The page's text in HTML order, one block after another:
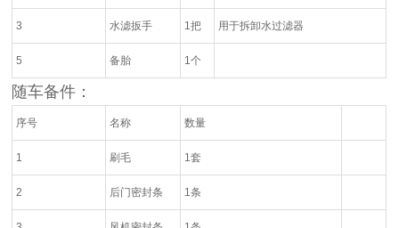
3 水滤扳手 1把 用于拆卸水过滤器
5 备胎 1个
随车备件：
序号 名称 数量
1 刷毛 1套
2 后门密封条 1条